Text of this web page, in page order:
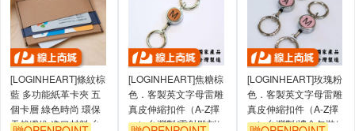
[LOGINHEART]條紋棕
藍 多功能紙革卡夾 五
個卡層 綠色時尚 環保
天然纖維 進口材料 台
[LOGINHEART]焦糖棕
色．客製英文字母雷雕
真皮伸縮扣件（A-Z擇
一）台灣製/雷射雕刻/
[LOGINHEART]玫瑰粉
色．客製英文字母雷雕
真皮伸縮扣件（A-Z擇
一）台灣製/禮盒包裝/